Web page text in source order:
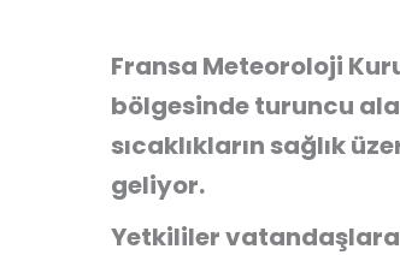
Fransa Meteoroloji
bölgesinde turuncu
sıcaklıkların sağlık
geliyor.
Yetkililer vatandaşlara